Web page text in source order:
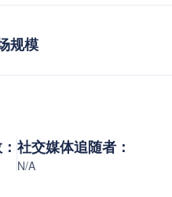
规模
社交媒体追随者：
N/A